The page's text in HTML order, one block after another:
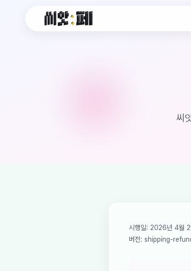
씨앗페 온라인 홈
씨
시행일: 2026년 4월
버전: shipping-